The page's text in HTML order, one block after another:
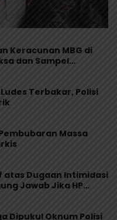
Keracunan MBG di
dan Sampel
Terbakar, Polisi
Massa
atas Dugaan Intimidasi
Jawab Jika HP
Dipukul Oknum Polisi